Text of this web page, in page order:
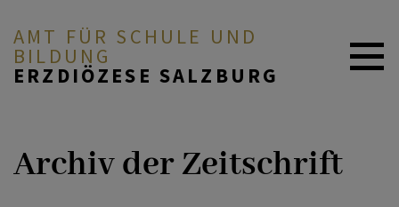
AMT FÜR SCHULE UND
BILDUNG
ERZDIÖZESE SALZBURG
Offene Stellen
Archiv der Zeitschrift